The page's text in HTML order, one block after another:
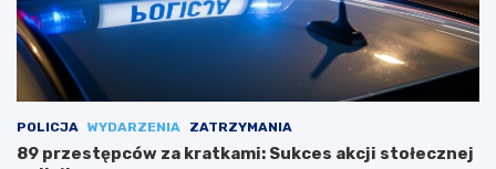
POLICJA WYDARZENIA ZATRZYMANIA
89 przestępców za kratkami: Sukces akcji stołecznej